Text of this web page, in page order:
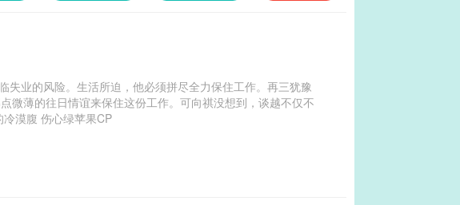
业的风险。生活所迫，他必须拼尽全力保住工作。再三犹豫
微薄的往日情谊来保住这份工作。可向祺没想到，谈越不仅不
讲情谊，还也想睡他。那能怎么办？向祺只是想好好工作而已。嘴巴超硬的冷漠腹 伤心绿苹果CP